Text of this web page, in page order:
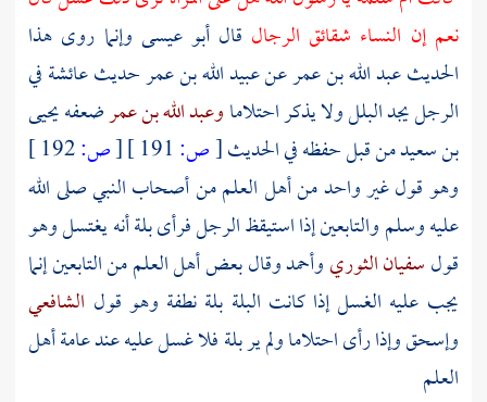
نعم إن النساء شقائق الرجال قال أبو عيسى وإنما روى هذا
الحديثعبد الله بن عمرعنعبيد الله بن عمرحديثعائشةفي
الرجل يجد البلل ولا يذكر احتلاماوعبد الله بن عمرضعفهيحيى
بن سعيدمن قبل حفظه في الحديث[ص: [ص:
وهو قول غير واحد من أهل العلم منأصحاب النبيصلى الله
عليه وسلم والتابعين إذا استيقظ الرجل فرأى بلة أنه يغتسل وهو
قولسفيان الثوريوأحمدوقال بعض أهل العلم من التابعين إنما
يجب عليه الغسل إذا كانت البلة بلة نطفة وهو قول الشافعي
وإسحقوإذا رأى احتلاما ولم ير بلة فلا غسل عليه عند عامة أهل
العلم